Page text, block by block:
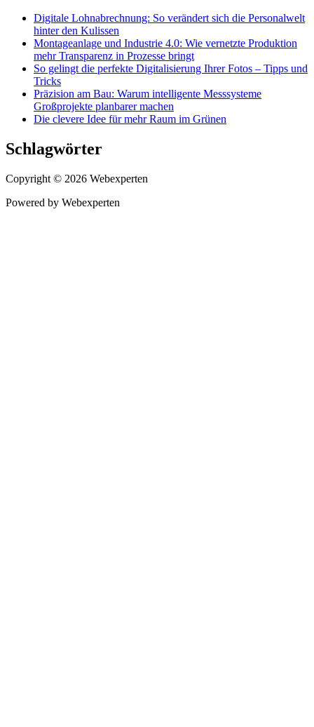
Digitale Lohnabrechnung: So verändert sich die Personalwelt
hinter den Kulissen
Montageanlage und Industrie 4.0: Wie vernetzte Produktion
mehr Transparenz in Prozesse bringt
So gelingt die perfekte Digitalisierung Ihrer Fotos – Tipps und
Tricks
Präzision am Bau: Warum intelligente Messsysteme
Großprojekte planbarer machen
Die clevere Idee für mehr Raum im Grünen
Schlagwörter
Copyright © 2026 Webexperten
Powered by Webexperten